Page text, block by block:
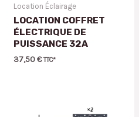
Location Éclairage
LOCATION COFFRET
ÉLECTRIQUE DE
PUISSANCE 32A
37,50€ TTC*